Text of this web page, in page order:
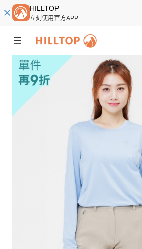
HILLTOP
立刻使用官方APP